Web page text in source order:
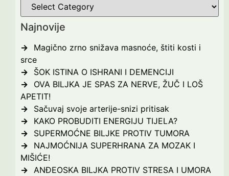
Najnovije
Magično zrno snižava masnoće, štiti kosti i
srce
ŠOK ISTINA O ISHRANI I DEMENCIJI
OVA BILJKA JE SPAS ZA NERVE, ŽUČ I LOŠ
APETIT!
Sačuvaj svoje arterije-snizi pritisak
KAKO PROBUDITI ENERGIJU TIJELA?
SUPERMOĆNE BILJKE PROTIV TUMORA
NAJMOĆNIJA SUPERHRANA ZA MOZAK I
MIŠIĆE!
ANĐEOSKA BILJKA PROTIV STRESA I UMORA